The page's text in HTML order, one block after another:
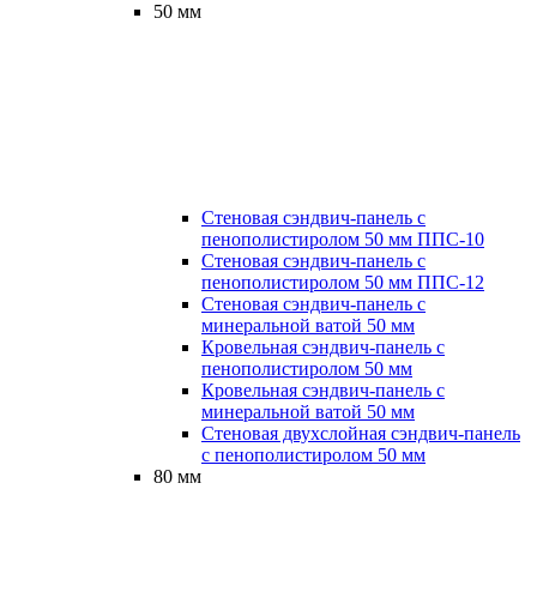
50 мм
Стеновая сэндвич-панель с
пенополистиролом 50 мм ППС-10
Стеновая сэндвич-панель с
пенополистиролом 50 мм ППС-12
Стеновая сэндвич-панель с
минеральной ватой 50 мм
Кровельная сэндвич-панель с
пенополистиролом 50 мм
Кровельная сэндвич-панель с
минеральной ватой 50 мм
Стеновая двухслойная сэндвич-панель
с пенополистиролом 50 мм
80 мм